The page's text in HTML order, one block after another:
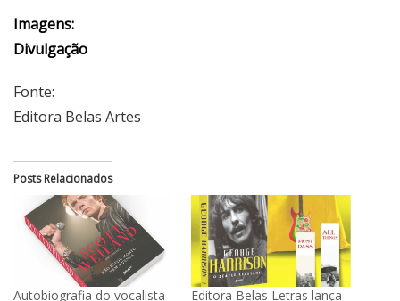
Imagens:
Divulgação
Fonte:
Editora Belas Artes
Posts Relacionados
Autobiografia do vocalista
Editora Belas Letras lança